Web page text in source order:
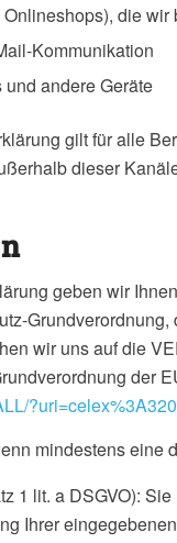
die wir
Kommunikation
andere Geräte
gilt für alle
dieser
geben wir
wir uns auf die
der
mindestens eine
1 lit. a DSGVO):
Ihrer